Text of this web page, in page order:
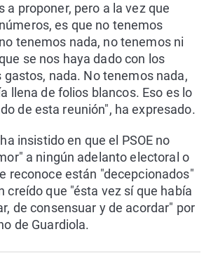
a proponer, pero a la vez que
es que no tenemos
tenemos nada, no tenemos ni
se nos haya dado con los
gastos, nada. No tenemos nada,
llena de folios blancos. Eso es lo
de esta reunión", ha expresado.
insistido en que el PSOE no
a ningún adelanto electoral o
reconoce están "decepcionados"
creído que "ésta vez sí que había
de consensuar y de acordar" por
de Guardiola.